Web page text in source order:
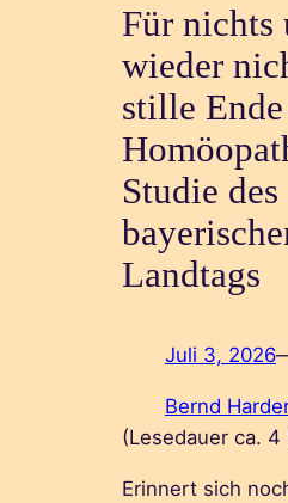
Für nichts
wieder
stille
Studie des
Landtags
Juli 3, 2026
Bernd
(Lesedauer ca. 4
Erinnert sich